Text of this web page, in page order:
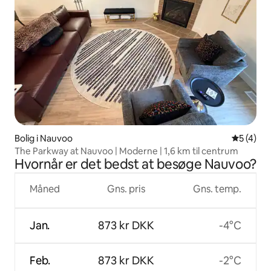
Bolig i Nauvoo 5 ud af 5
5 (4)
The Parkway at Nauvoo | Moderne | 1,6 km til centrum
Hvornår er det bedst at besøge Nauvoo?
Måned
Jan.
Feb.
Gns. pris
873 kr DKK
873 kr DKK
Gns. temp.
-4°C
-2°C